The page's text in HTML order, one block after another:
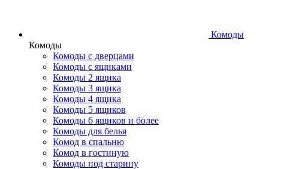
Комоды
Комоды
Комоды с дверцами
Комоды с ящиками
Комоды 2 ящика
Комоды 3 ящика
Комоды 4 ящика
Комоды 5 ящиков
Комоды 6 ящиков и более
Комоды для белья
Комод в спальню
Комод в гостиную
Комоды под старину